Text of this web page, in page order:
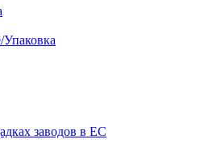
Упаковка
заводов в ЕС